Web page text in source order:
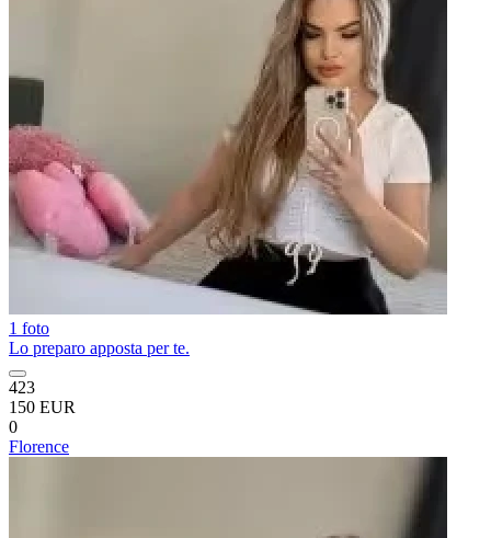
1 foto
Lo preparo apposta per te.
423
150 EUR
0
Florence